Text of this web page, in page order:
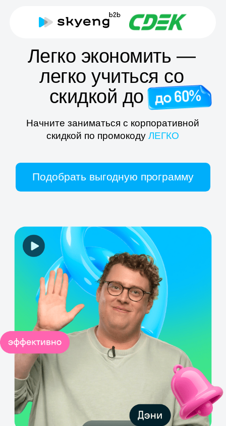
дн.
: 21
час.
: 24
мин.
Легко экономить —
легко учиться со
скидкой до -cc
Начните заниматься с корпоративной
Выбирайте направление
обучения